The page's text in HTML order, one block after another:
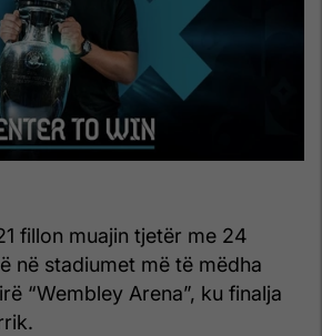
fillon muajin tjetër me 24
në stadiumet më të mëdha
“Wembley Arena”, ku finalja